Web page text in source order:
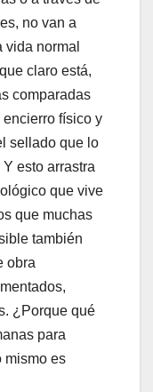
no van a
normal
claro está,
comparadas
físico y
sellado que lo
esto arrastra
que vive
que muchas
también
obra
¿Porque qué
para
mismo es